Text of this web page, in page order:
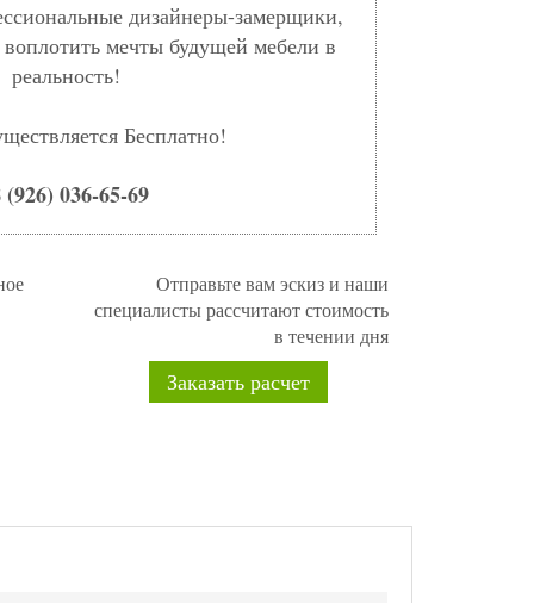
дизайнеры-замерщики,
мечты будущей мебели в
реальность!
Бесплатно!
(926) 036-65-69
Отправьте вам эскиз и наши
специалисты рассчитают стоимость
в течении дня
Заказать расчет